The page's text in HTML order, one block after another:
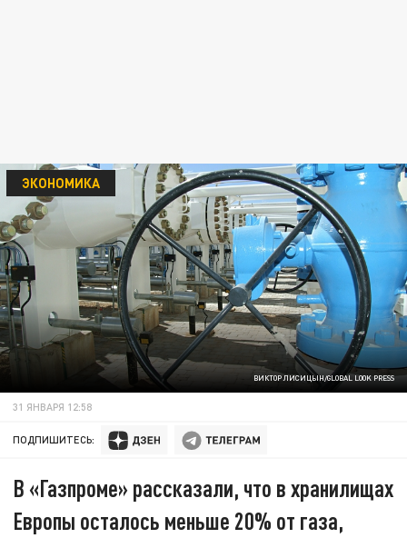
ВИКТОР ЛИСИЦЫН/GLOBAL LOOK PRESS
ЭКОНОМИКА
31 ЯНВАРЯ 12:58
ПОДПИШИТЕСЬ:
В «Газпроме» рассказали, что в хранилищах
Европы осталось меньше 20% от газа,